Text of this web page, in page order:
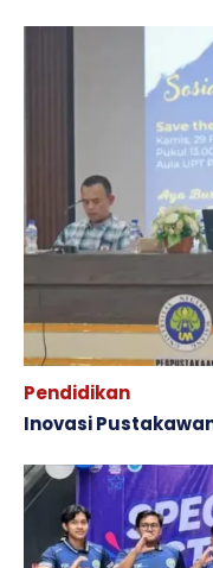
Pendidikan
Inovasi